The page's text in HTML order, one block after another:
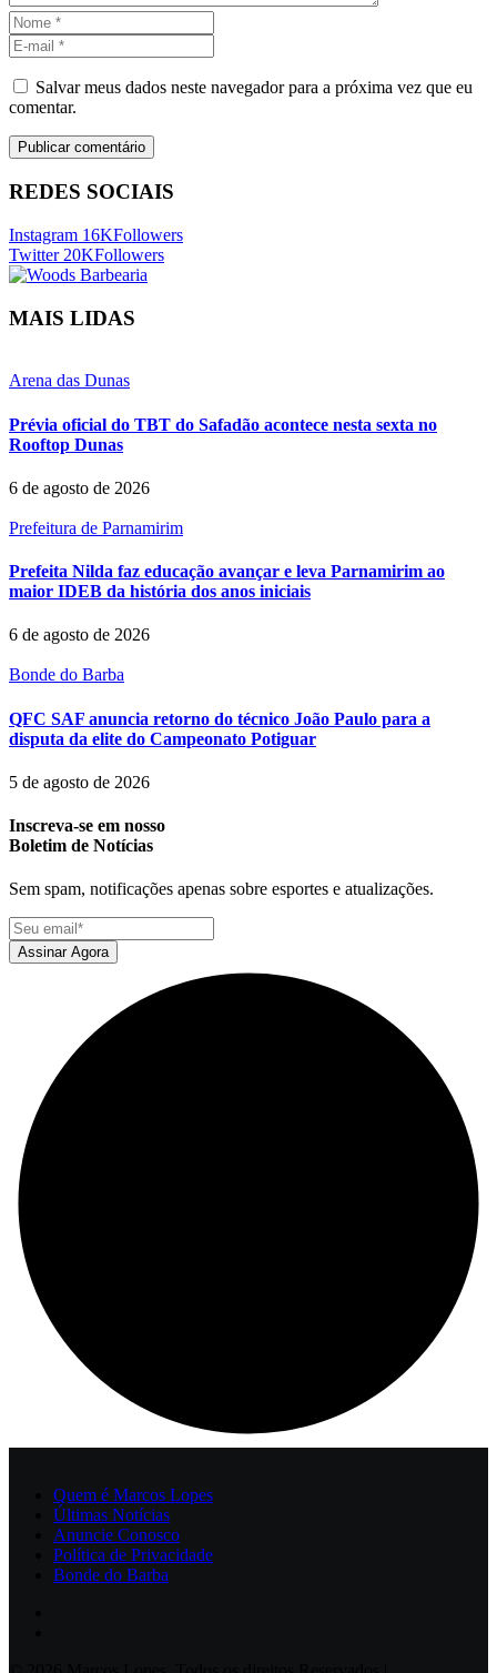
Salvar meus dados neste navegador para a próxima vez que eu
comentar.
REDES SOCIAIS
Instagram 16KFollowers
Twitter 20KFollowers
MAIS LIDAS
Arena das Dunas
Prévia oficial do TBT do Safadão acontece nesta sexta no
Rooftop Dunas
6 de agosto de 2026
Prefeitura de Parnamirim
Prefeita Nilda faz educação avançar e leva Parnamirim ao
maior IDEB da história dos anos iniciais
6 de agosto de 2026
Bonde do Barba
QFC SAF anuncia retorno do técnico João Paulo para a
disputa da elite do Campeonato Potiguar
5 de agosto de 2026
Inscreva-se em nosso
Boletim de Notícias
Sem spam, notificações apenas sobre esportes e atualizações.
Assinar Agora
Quem é Marcos Lopes
Últimas Notícias
Anuncie Conosco
Política de Privacidade
Bonde do Barba